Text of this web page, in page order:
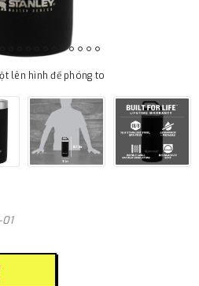
lên hình để phóng to